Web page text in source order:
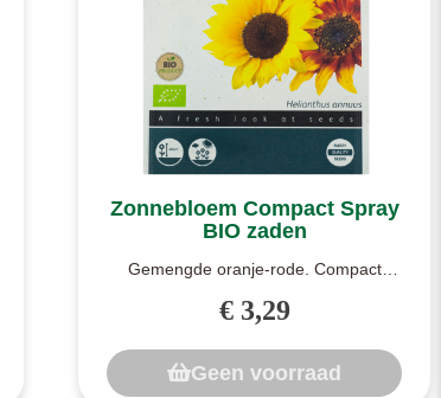
Zonnebloem Compact Spray
BIO zaden
Gemengde oranje-rode. Compact
gemengde kleuren...
€ 3,29
Geen voorraad